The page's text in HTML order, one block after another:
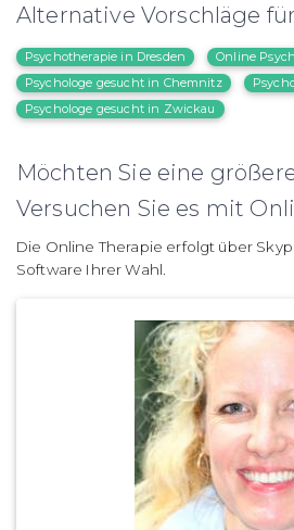
Alternative Vorschläge
Psychotherapie in Dresden
Online
Psychologe gesucht in Chemnitz
Psychologe gesucht in Zwickau
Möchten Sie eine
Versuchen Sie es mit
Die Online Therapie erfolgt über
Software Ihrer Wahl.